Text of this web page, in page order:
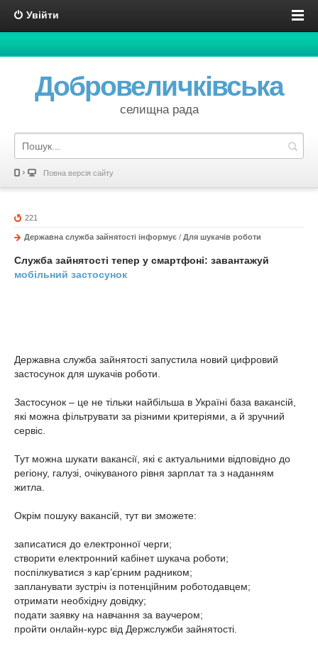
Увійти
Добровеличківська
селищна рада
Повна версія сайту
221
Державна служба зайнятості інформує / Для шукачів роботи
Служба зайнятості тепер у смартфоні: завантажуй
мобільний застосунок
Державна служба зайнятості запустила новий цифровий
застосунок для шукачів роботи.
Застосунок – це не тільки найбільша в Україні база вакансій,
які можна фільтрувати за різними критеріями, а й зручний
сервіс.
Тут можна шукати вакансії, які є актуальними відповідно до
регіону, галузі, очікуваного рівня зарплат та з наданням
житла.
Окрім пошуку вакансій, тут ви зможете:
записатися до електронної черги;
створити електронний кабінет шукача роботи;
поспілкуватися з кар’єрним радником;
запланувати зустріч із потенційним роботодавцем;
отримати необхідну довідку;
подати заявку на навчання за ваучером;
пройти онлайн-курс від Держслужби зайнятості.